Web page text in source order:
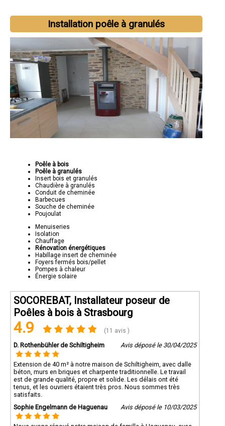
Installation poêle à granulés
Poêle à bois
Poêle à granulés
Insert bois et granulés
Chaudière à granulés
Conduit de cheminée
Barbecues
Souche de cheminée
Poujoulat
Menuiseries
Isolation
Chauffage
Rénovation énergétiques
Habillage insert de cheminée
Foyers fermés bois/pellet
Pompes à chaleur
Énergie solaire
SOCOREBAT, Installateur poseur de
Poêles à bois à Strasbourg
4.9 (11 avis )
D. Rothenbühler de Schiltigheim Avis déposé le 30/04/2025
Extension de 40 m² à notre maison de Schiltigheim, avec dalle
béton, murs en briques et charpente traditionnelle. Le travail
est de grande qualité, propre et solide. Les délais ont été
tenus, et les ouvriers étaient très pros. Nous sommes très
satisfaits.
Sophie Engelmann de Haguenau
Avis déposé le 10/03/2025